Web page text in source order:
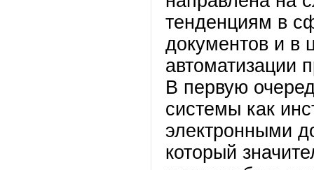
тенденциям в
документов и в
автоматизации
В первую
системы как
электронными
который